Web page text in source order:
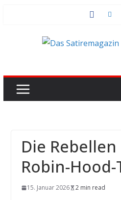
Die
Robin-
15. Januar 2026 2 min read